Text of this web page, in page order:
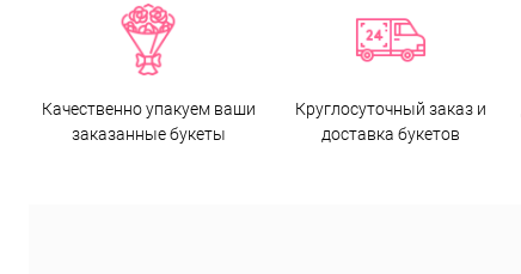
Качественно упакуем ваши
заказанные букеты
Круглосуточный заказ и
доставка букетов